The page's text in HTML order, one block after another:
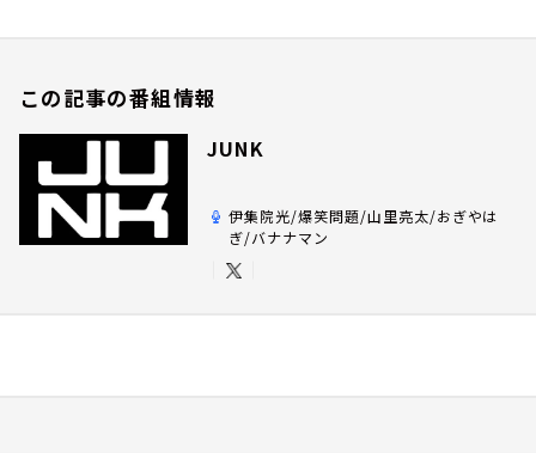
この記事の番組情報
JUNK
伊集院光/爆笑問題/山里亮太/おぎやは
ぎ/バナナマン